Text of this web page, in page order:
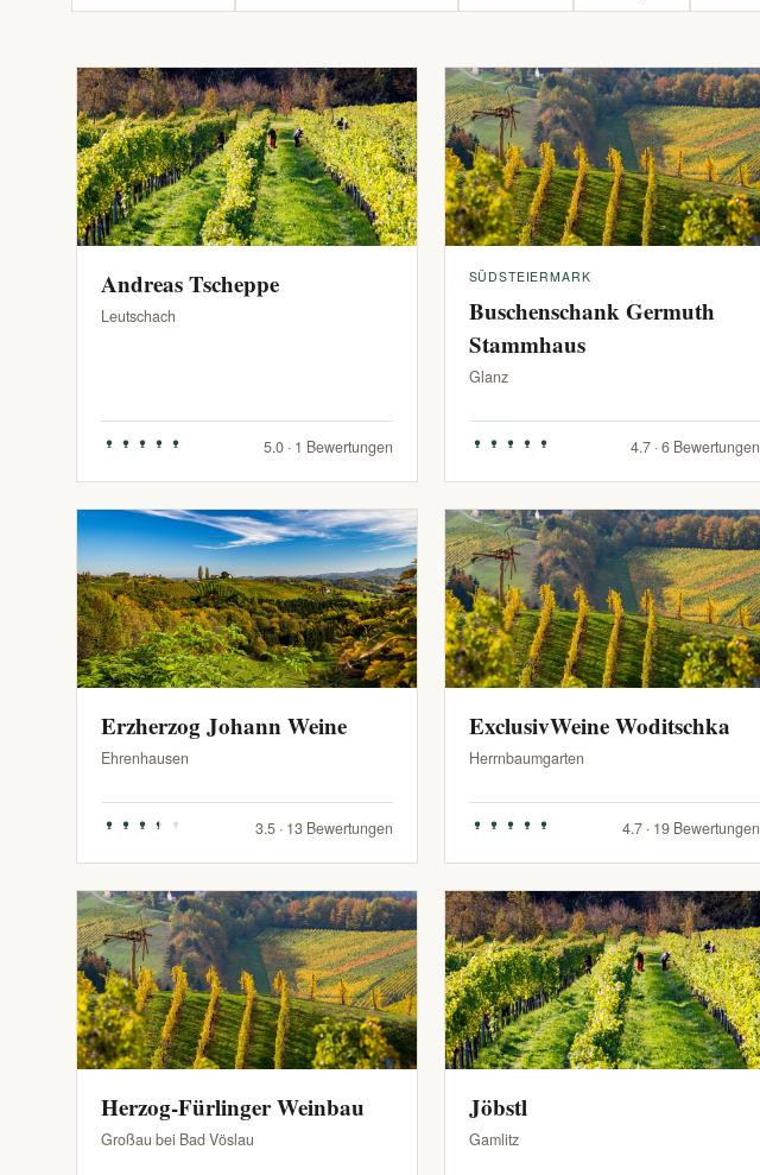
Andreas Tscheppe
Leutschach
5.0 · 1 Bewertungen
SÜDSTEIERMARK
Buschenschank Germuth
Stammhaus
Glanz
4.7 · 6 Bewertungen
Erzherzog Johann Weine
Ehrenhausen
3.5 · 13 Bewertungen
ExclusivWeine Woditschka
Herrnbaumgarten
4.7 · 19 Bewertungen
Herzog-Fürlinger Weinbau
Großau bei Bad Vöslau
Jöbstl
Gamlitz